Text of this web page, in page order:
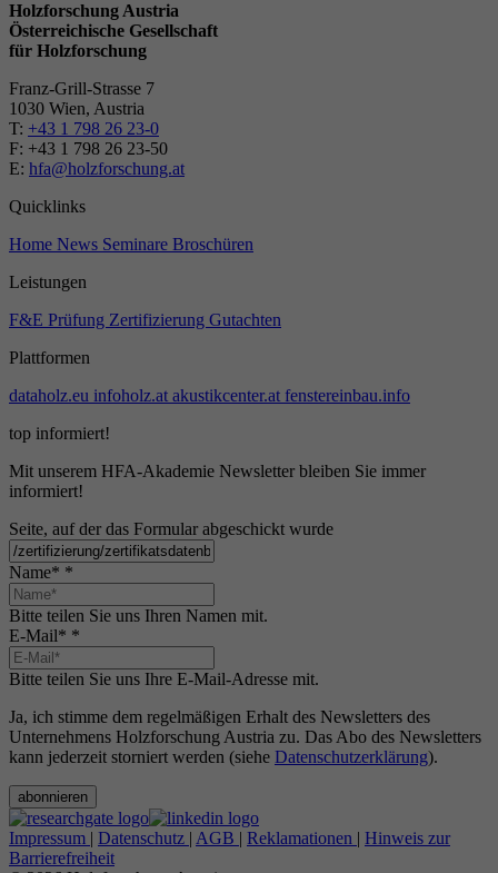
Holzforschung Austria
Österreichische Gesellschaft
für Holzforschung
Franz-Grill-Strasse 7
1030 Wien, Austria
T: +43 1 798 26 23-0
​​F: +43 1 798 26 23-50
E: hfa@holzforschung.at
Quicklinks
Home News Seminare Broschüren
Leistungen
F&E Prüfung Zertifizierung Gutachten
Plattformen
dataholz.eu infoholz.at akustikcenter.at fenstereinbau.info
top informiert!
Mit unserem HFA-Akademie Newsletter bleiben Sie immer
informiert!
Seite, auf der das Formular abgeschickt wurde
Name* *
Bitte teilen Sie uns Ihren Namen mit.
E-Mail* *
Bitte teilen Sie uns Ihre E-Mail-Adresse mit.
Ja, ich stimme dem regelmäßigen Erhalt des Newsletters des
Unternehmens Holzforschung Austria zu. Das Abo des Newsletters
kann jederzeit storniert werden (siehe Datenschutzerklärung).
abonnieren
Impressum | Datenschutz | AGB | Reklamationen | Hinweis zur
Barrierefreiheit